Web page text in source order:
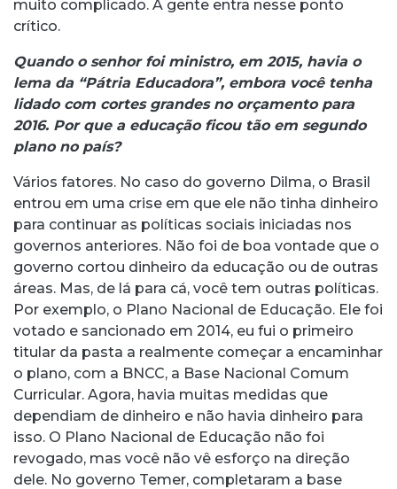
muito complicado. A gente entra nesse ponto
crítico.
Quando o senhor foi ministro, em 2015, havia o
lema da “Pátria Educadora”, embora você tenha
lidado com cortes grandes no orçamento para
2016. Por que a educação ficou tão em segundo
plano no país?
Vários fatores. No caso do governo Dilma, o Brasil
entrou em uma crise em que ele não tinha dinheiro
para continuar as políticas sociais iniciadas nos
governos anteriores. Não foi de boa vontade que o
governo cortou dinheiro da educação ou de outras
áreas. Mas, de lá para cá, você tem outras políticas.
Por exemplo, o Plano Nacional de Educação. Ele foi
votado e sancionado em 2014, eu fui o primeiro
titular da pasta a realmente começar a encaminhar
o plano, com a BNCC, a Base Nacional Comum
Curricular. Agora, havia muitas medidas que
dependiam de dinheiro e não havia dinheiro para
isso. O Plano Nacional de Educação não foi
revogado, mas você não vê esforço na direção
dele. No governo Temer, completaram a base